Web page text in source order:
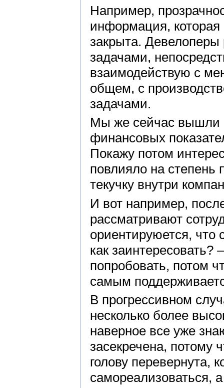
Например,
информация, которая
закрыта. Девелоперы
задачами,
взаимодействую с
общем, с
задачами.
Мы же сейчас вышли
финансовых
Покажу потом
повлияло на степень
текучку внутри
И вот например,
рассматривают
ориентируюется, что
как
попробовать, потом
самым
В прогрессивном
несколько более
наверное все уже
засекречена, потому
голову перевернута,
самореализоваться,